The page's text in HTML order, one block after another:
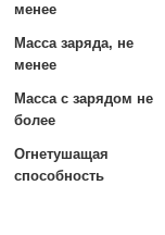
менее
Масса заряда, не
менее
Масса с зарядом не
более
Огнетушащая
способность